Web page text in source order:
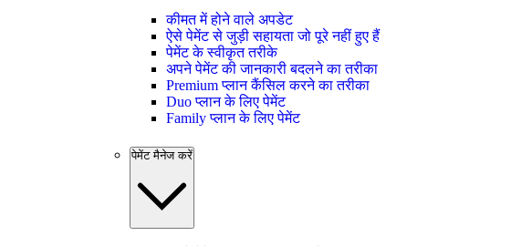
कीमत में होने वाले अपडेट
ऐसे पेमेंट से जुड़ी सहायता जो पूरे नहीं हुए हैं
पेमेंट के स्वीकृत तरीके
अपने पेमेंट की जानकारी बदलने का तरीका
Premium प्लान कैंसिल करने का तरीका
Duo प्लान के लिए पेमेंट
Family प्लान के लिए पेमेंट
पेमेंट मैनेज करें